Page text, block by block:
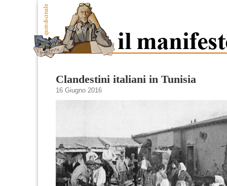
Clandestini italiani in Tunisia
16 Giugno 2016